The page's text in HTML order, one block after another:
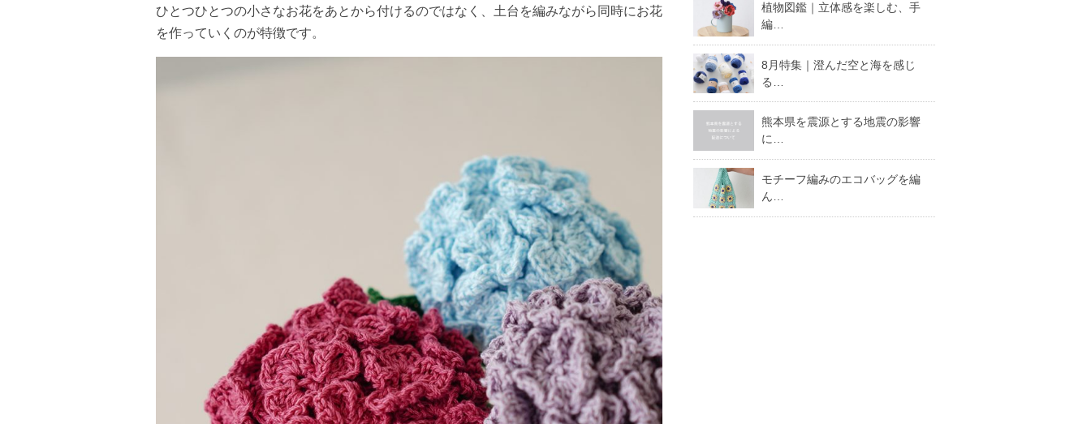
ひとつひとつの小さなお花をあとから付けるのではなく、土台を編みながら同時にお花
を作っていくのが特徴です。
植物図鑑｜立体感を楽しむ、手
編…
8月特集｜澄んだ空と海を感じ
る…
熊本県を震源とする地震の影響
に…
モチーフ編みのエコバッグを編
ん…